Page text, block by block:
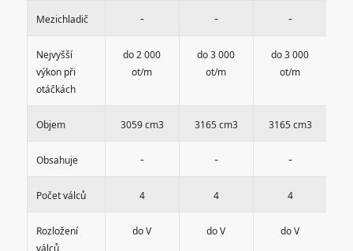
Mezichladič - - -
Nejvyšší
výkon při
otáčkách
do 2 000
ot/m
do 3 000
ot/m
do 3 000
ot/m
Objem 3059 cm3 3165 cm3 3165 cm3
Obsahuje - - -
Počet válců 4 4 4
Rozložení
do V do V do V